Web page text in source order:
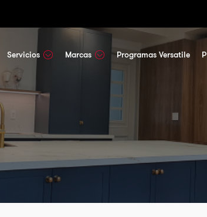
Servicios Marcas Programas Versatile